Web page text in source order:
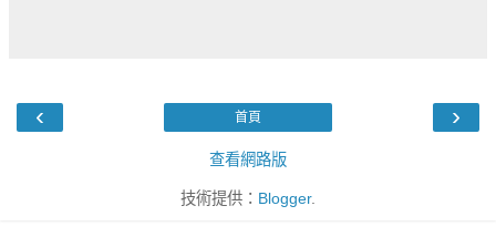
‹ ›
首頁
查看網路版
技術提供： Blogger.